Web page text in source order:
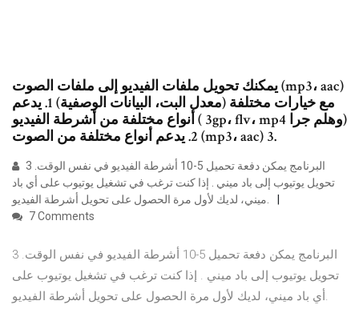
يمكنك تحويل ملفات الفيديو إلى ملفات الصوت (mp3، aac)
مع خيارات مختلفة (معدل البت، البيانات الوصفية) 1. يدعم
أنواع مختلفة من أشرطة الفيديو ( 3gp، flv، mp4 وهلم جرا)
2. يدعم أنواع مختلفة من الصوت (mp3، aac) 3.
تحويل يوتيوب إلى باد ميني . إذا كنت ترغب في تشغيل يوتيوب على أي باد
ميني، لديك لأول مرة الحصول على تحويل أشرطة الفيديو.
7 Comments
البرنامج يمكن دفعة تحميل 5-10 أشرطة الفيديو في نفس الوقت. 3
تحويل يوتيوب إلى باد ميني . إذا كنت ترغب في تشغيل يوتيوب على
أي باد ميني، لديك لأول مرة الحصول على تحويل أشرطة الفيديو.